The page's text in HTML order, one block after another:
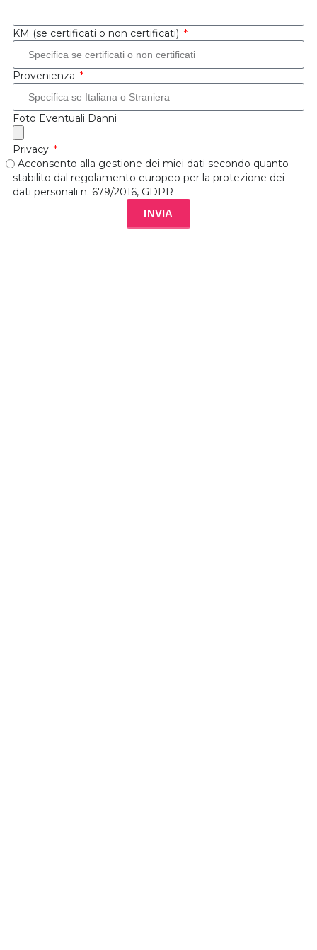
KM (se certificati o non certificati)
Provenienza
Foto Eventuali Danni
Privacy
Acconsento alla gestione dei miei dati secondo quanto
stabilito dal regolamento europeo per la protezione dei
dati personali n. 679/2016, GDPR
INVIA